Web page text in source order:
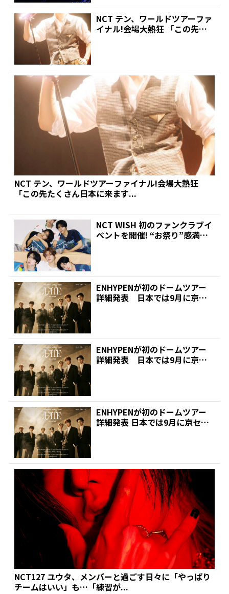
NCT テン、ワールドツアーファ
イナル!会場大熱狂 「この先た
NCT テン、ワールドツアーファイナル!会場大熱狂
「この先たくさん日本に来ます...
NCT WISH 初のファンクラブイ
ベントを開催! “お祭り”感満載
ENHYPENが初のドームツアー
詳細発表 日本では9月に京セ
ENHYPENが初のドームツアー
詳細発表 日本では9月に京セ
ENHYPENが初のドームツアー
詳細発表 日本では9月に京セラ
NCT127 ユウタ、メンバーと過ごす日々に「やっぱり
チームはいい」も…「練習が...